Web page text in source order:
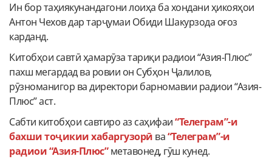
Ин бор таҳиякунандагони лоиҳа ба хондани ҳикояҳои
Антон Чехов дар тарҷумаи Обиди Шакурзода оғоз
карданд.
Китобҳои савтӣ ҳамарӯза тариқи радиои “Азия-Плюс”
пахш мегардад ва ровии он Субҳон Ҷалилов,
рӯзноманигор ва директори барномавии радиои “Азия-
Плюс” аст.
Cабти китобҳои савтиро аз саҳифаи“Телеграм”-и
бахши тоҷикии хабаргузорӣ ва“Телеграм”-и
радиои “Азия-Плюс”метавонед, гӯш кунед.